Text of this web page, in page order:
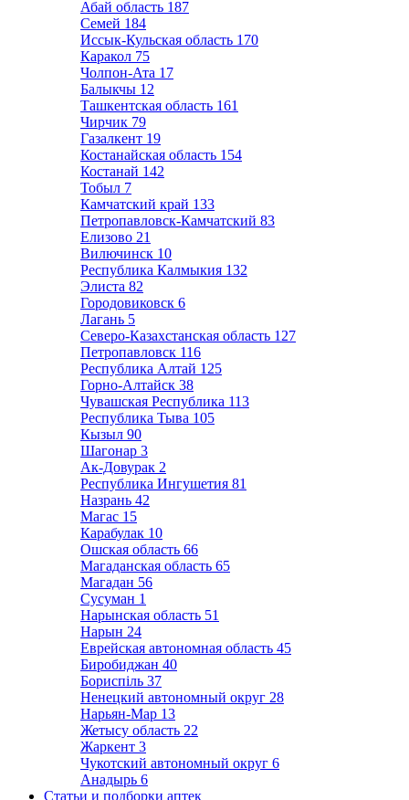
Абай область 187
Семей 184
Иссык-Кульская область 170
Каракол 75
Чолпон-Ата 17
Балыкчы 12
Ташкентская область 161
Чирчик 79
Газалкент 19
Костанайская область 154
Костанай 142
Тобыл 7
Камчатский край 133
Петропавловск-Камчатский 83
Елизово 21
Вилючинск 10
Республика Калмыкия 132
Элиста 82
Городовиковск 6
Лагань 5
Северо-Казахстанская область 127
Петропавловск 116
Республика Алтай 125
Горно-Алтайск 38
Чувашская Республика 113
Республика Тыва 105
Кызыл 90
Шагонар 3
Ак-Довурак 2
Республика Ингушетия 81
Назрань 42
Магас 15
Карабулак 10
Ошская область 66
Магаданская область 65
Магадан 56
Сусуман 1
Нарынская область 51
Нарын 24
Еврейская автономная область 45
Биробиджан 40
Бориспіль 37
Ненецкий автономный округ 28
Нарьян-Мар 13
Жетысу область 22
Жаркент 3
Чукотский автономный округ 6
Анадырь 6
Статьи и подборки аптек